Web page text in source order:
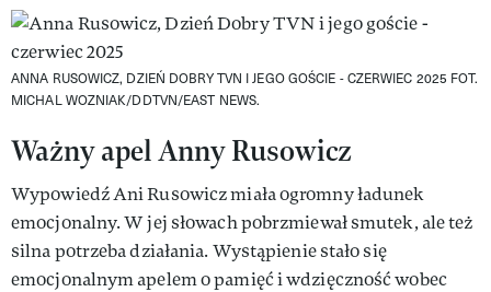
ANNA RUSOWICZ, DZIEŃ DOBRY TVN I JEGO GOŚCIE - CZERWIEC 2025 FOT.
MICHAL WOZNIAK/DDTVN/EAST NEWS.
Ważny apel Anny Rusowicz
Wypowiedź Ani Rusowicz miała ogromny ładunek
emocjonalny. W jej słowach pobrzmiewał smutek, ale też
silna potrzeba działania. Wystąpienie stało się
emocjonalnym apelem o pamięć i wdzięczność wobec